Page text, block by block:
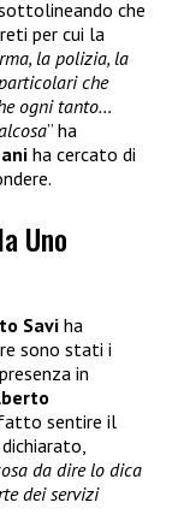
che
per cui la
la polizia, la
che
ogni tanto…
” ha
ha cercato di
Uno
Saviha
sono stati i
in
sentire il
dichiarato,
da dire lo dica
dei servizi